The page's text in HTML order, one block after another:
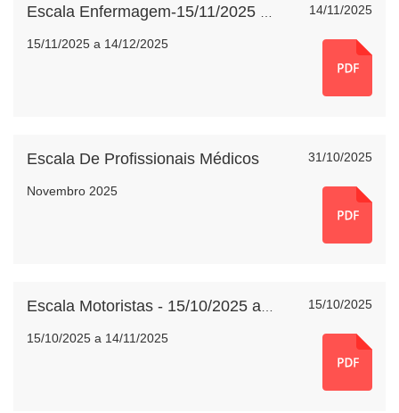
14/11/2025
15/11/2025 a 14/12/2025
31/10/2025
Escala De Profissionais Médicos
Novembro 2025
15/10/2025
15/10/2025 a 14/11/2025